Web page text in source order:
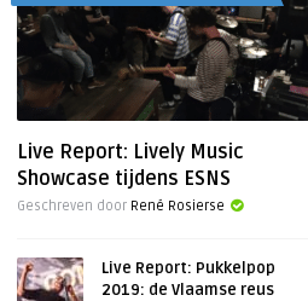
Live Report: Lively Music
Showcase tijdens ESNS
Geschreven door René Rosierse
Live Report: Pukkelpop
2019: de Vlaamse reus